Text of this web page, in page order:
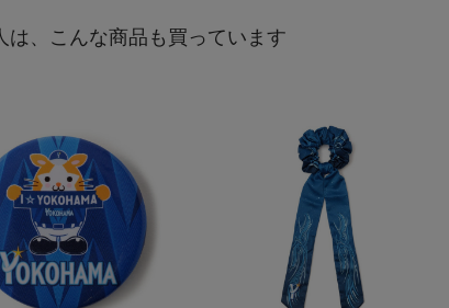
は、こんな商品も買っています